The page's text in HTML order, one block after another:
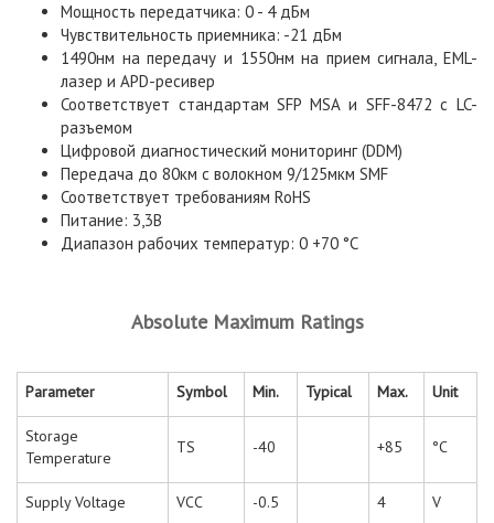
Мощность передатчика: 0 - 4 дБм
Чувствительность приемника: -21 дБм
1490нм на передачу и 1550нм на прием сигнала, EML-
лазер и APD-ресивер
Соответствует стандартам SFP MSA и SFF-8472 с LC-
разъемом
Цифровой диагностический мониторинг (DDM)
Передача до 80км с волокном 9/125мкм SMF
Соответствует требованиям RoHS
Питание: 3,3В
Диапазон рабочих температур: 0 +70 °C
Absolute Maximum Ratings
Parameter Symbol Min. Typical Max. Unit
Storage
Temperature
TS -40 +85 °C
Supply Voltage VCC -0.5 4 V